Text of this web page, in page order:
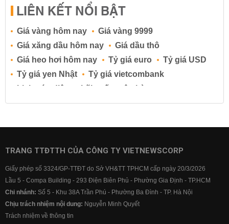
LIÊN KẾT NỔI BẬT
Giá vàng hôm nay
Giá vàng 9999
Giá xăng dầu hôm nay
Giá dầu thô
Giá heo hơi hôm nay
Tỷ giá euro
Tỷ giá USD
Tỷ giá yen Nhật
Tỷ giá vietcombank
Lịch cúp điện
Lãi suất ngân hàng
Lãi suất tiết kiệm
Lãi suất tiền gửi
Lãi suất ngân hàng BIDV
Lãi suất ngân hàng Vietcombank
TRANG TTĐTTH CỦA CÔNG TY VIETNEWSCORP
Giấy phép số 3324/GP-TTĐT do Sở VH&TT TPHCM cấp ngày 20/3/2026
Lầu 5 - Compa Building - 293 Điện Biên Phủ - Phường Gia Định - TP.HCM
Chi nhánh: Số 5 - Khu 38A Trần Phú - Phường Ba Đình - TP. Hà Nội
Chịu trách nhiệm nội dung: Nguyễn Minh Quyết
Trách nhiệm về thông tin